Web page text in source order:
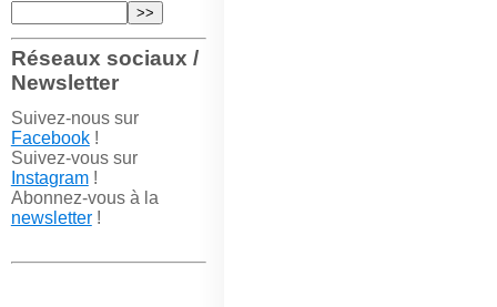
Réseaux sociaux /
Newsletter
Suivez-nous sur
Facebook!
Suivez-vous sur
Instagram!
Abonnez-vous à la
newsletter!